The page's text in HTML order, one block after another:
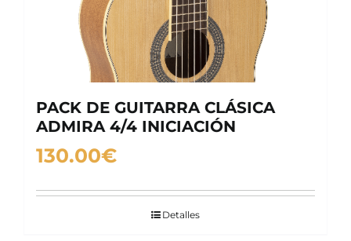
PACK DE GUITARRA CLÁSICA
ADMIRA 4/4 INICIACIÓN
130.00€
Detalles